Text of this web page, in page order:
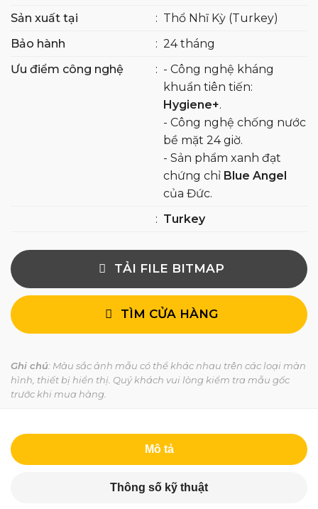
Sản xuất tại
: Thổ Nhĩ Kỳ (Turkey)
Bảo hành
: 24 tháng
Ưu điểm công nghệ
: - Công nghệ kháng
khuẩn tiên tiến:
Hygiene+.
- Công nghệ chống nước
bề mặt 24 giờ.
- Sản phẩm xanh đạt
chứng chỉ Blue Angel
của Đức.
: Turkey
TẢI FILE BITMAP
TÌM CỬA HÀNG
Ghi chú: Màu sắc ảnh mẫu có thể khác nhau trên các loại màn
hình, thiết bị hiển thị. Quý khách vui lòng kiểm tra mẫu gốc
trước khi mua hàng.
Mô tả
Thông số kỹ thuật